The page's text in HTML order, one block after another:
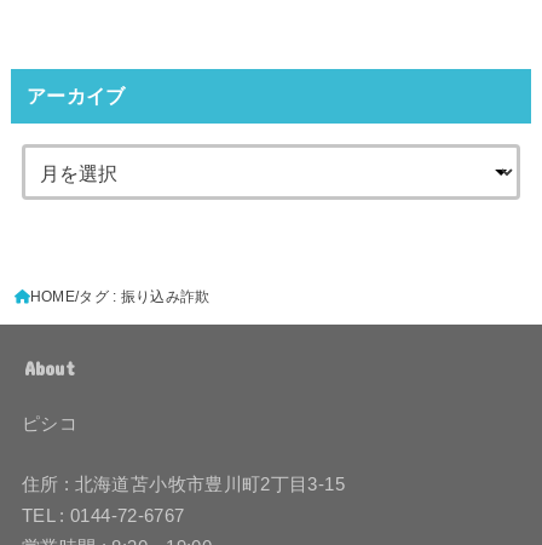
アーカイブ
HOME タグ : 振り込み詐欺
About
ピシコ
住所 : 北海道苫小牧市豊川町2丁目3-15
TEL : 0144-72-6767